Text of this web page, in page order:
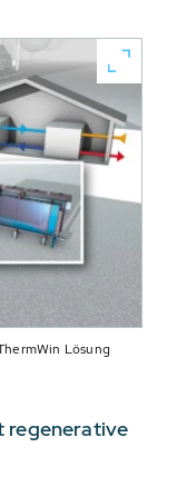
Lösung
regenerative